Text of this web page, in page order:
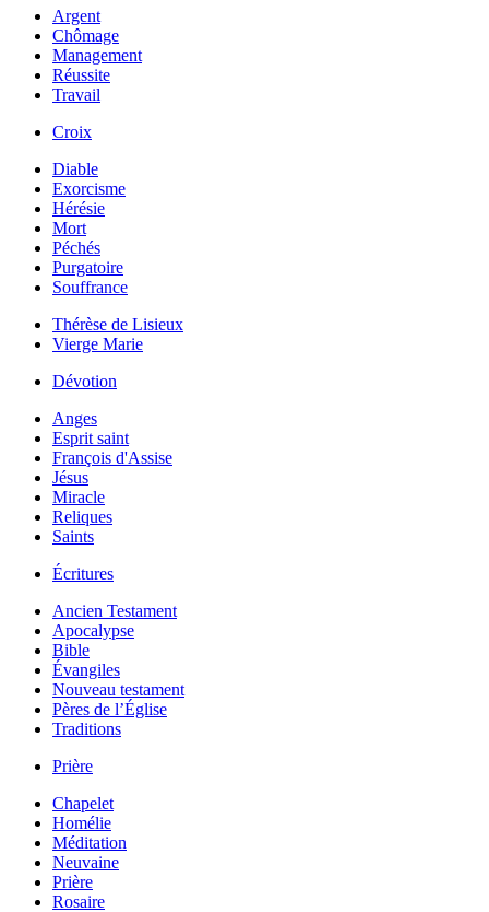
Argent
Chômage
Management
Réussite
Travail
Croix
Diable
Exorcisme
Hérésie
Mort
Péchés
Purgatoire
Souffrance
Thérèse de Lisieux
Vierge Marie
Dévotion
Anges
Esprit saint
François d'Assise
Jésus
Miracle
Reliques
Saints
Écritures
Ancien Testament
Apocalypse
Bible
Évangiles
Nouveau testament
Pères de l’Église
Traditions
Prière
Chapelet
Homélie
Méditation
Neuvaine
Prière
Rosaire